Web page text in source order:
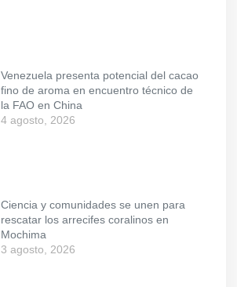
Venezuela presenta potencial del cacao
fino de aroma en encuentro técnico de
la FAO en China
4 agosto, 2026
Ciencia y comunidades se unen para
rescatar los arrecifes coralinos en
Mochima
3 agosto, 2026